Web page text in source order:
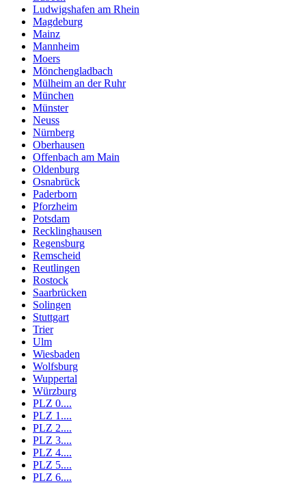
Ludwigshafen am Rhein
Magdeburg
Mainz
Mannheim
Moers
Mönchengladbach
Mülheim an der Ruhr
München
Münster
Neuss
Nürnberg
Oberhausen
Offenbach am Main
Oldenburg
Osnabrück
Paderborn
Pforzheim
Potsdam
Recklinghausen
Regensburg
Remscheid
Reutlingen
Rostock
Saarbrücken
Solingen
Stuttgart
Trier
Ulm
Wiesbaden
Wolfsburg
Wuppertal
Würzburg
PLZ 0....
PLZ 1....
PLZ 2....
PLZ 3....
PLZ 4....
PLZ 5....
PLZ 6....